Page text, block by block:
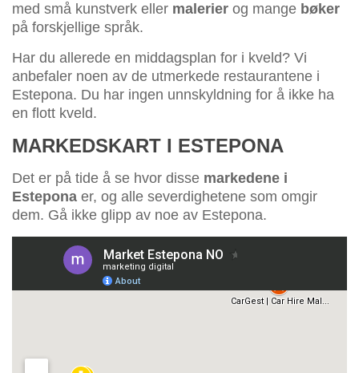
med små kunstverk eller malerier og mange bøker
på forskjellige språk.
Har du allerede en middagsplan for i kveld? Vi
anbefaler noen av de utmerkede restaurantene i
Estepona. Du har ingen unnskyldning for å ikke ha
en flott kveld.
MARKEDSKART I ESTEPONA
Det er på tide å se hvor disse markedene i
Estepona er, og alle severdighetene som omgir
dem. Gå ikke glipp av noe av Estepona.